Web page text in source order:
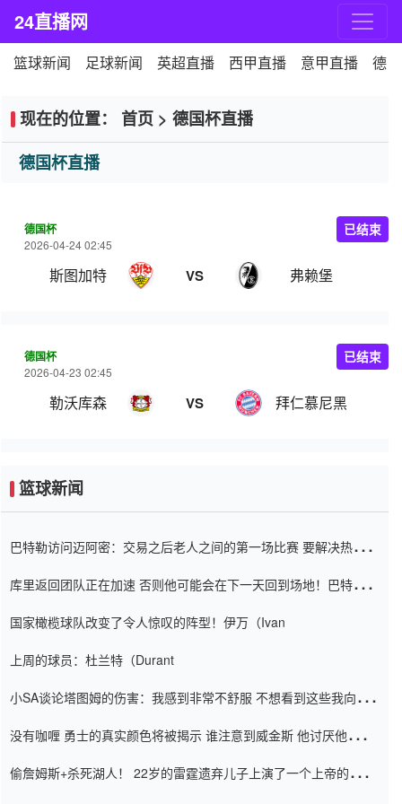
24直播网
篮球新闻 足球新闻 英超直播 西甲直播 意甲直播 德
现在的位置： 首页 > 德国杯直播
德国杯直播
德国杯
2026-04-24 02:45
斯图加特 VS 弗赖堡
已结束
德国杯
2026-04-23 02:45
勒沃库森 VS 拜仁慕尼黑
已结束
篮球新闻
巴特勒访问迈阿密：交易之后老人之间的第一场比赛 要解决热情的
库里返回团队正在加速 否则他可能会在下一天回到场地！巴特勒迈
国家橄榄球队改变了令人惊叹的阵型！伊万（Ivan
上周的球员：杜兰特（Durant
小SA谈论塔图姆的伤害：我感到非常不舒服 不想看到这些我向他
没有咖喱 勇士的真实颜色将被揭示 谁注意到威金斯 他讨厌他的老
偷詹姆斯+杀死湖人！ 22岁的雷霆遗弃儿子上演了一个上帝的剧